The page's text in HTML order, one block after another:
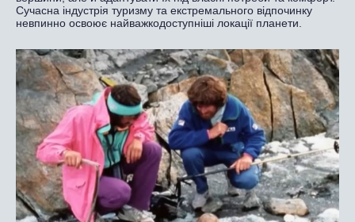
Сучасна індустрія туризму та екстремального відпочинку
невпинно освоює найважкодоступніші локації планети.